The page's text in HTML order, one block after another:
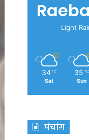
Light
34 ℃
Sat
35 ℃
Sun
पंचांग